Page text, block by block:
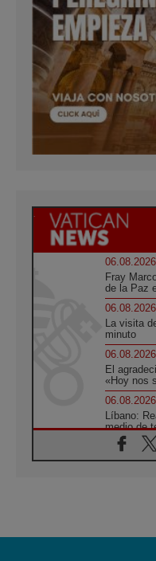
06.08.2026
Fray
de la Paz
06.08.2026
La visita
minuto
06.08.2026
El
«Hoy nos
06.08.2026
Líbano:
medio de
país
06.08.2026